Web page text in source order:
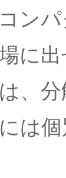
ン
に
、
は